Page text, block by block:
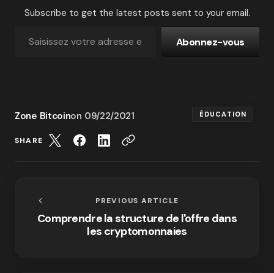
Subscribe to get the latest posts sent to your email.
Abonnez-vous
Zone Bitcoinon 09/22/2021 ÉDUCATION
SHARE
PREVIOUS ARTICLE
Comprendre la structure de l'offre dans
les cryptomonnaies